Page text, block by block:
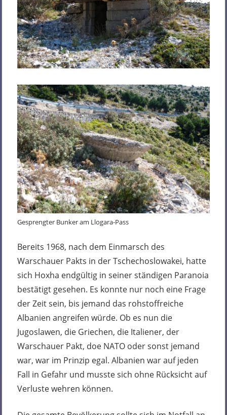
Gesprengter Bunker am Llogara-Pass
Bereits 1968, nach dem Einmarsch des
Warschauer Pakts in der Tschechoslowakei, hatte
sich Hoxha endgültig in seiner ständigen Paranoia
bestätigt gesehen. Es konnte nur noch eine Frage
der Zeit sein, bis jemand das rohstoffreiche
Albanien angreifen würde. Ob es nun die
Jugoslawen, die Griechen, die Italiener, der
Warschauer Pakt, doe NATO oder sonst jemand
war, war im Prinzip egal. Albanien war auf jeden
Fall in Gefahr und musste sich ohne Rücksicht auf
Verluste wehren können.